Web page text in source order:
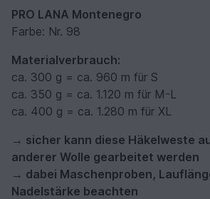
PRO LANA Montenegro
Farbe: Nr. 98
Materialverbrauch:
ca. 300 g = ca. 960 m für S
ca. 350 g = ca. 1.120 m für M-L
ca. 400 g = ca. 1.280 m für XL
→ sicher kann diese Häkelweste
anderer Wolle gearbeitet werden
→ dabei Maschenproben,
Nadelstärke beachten